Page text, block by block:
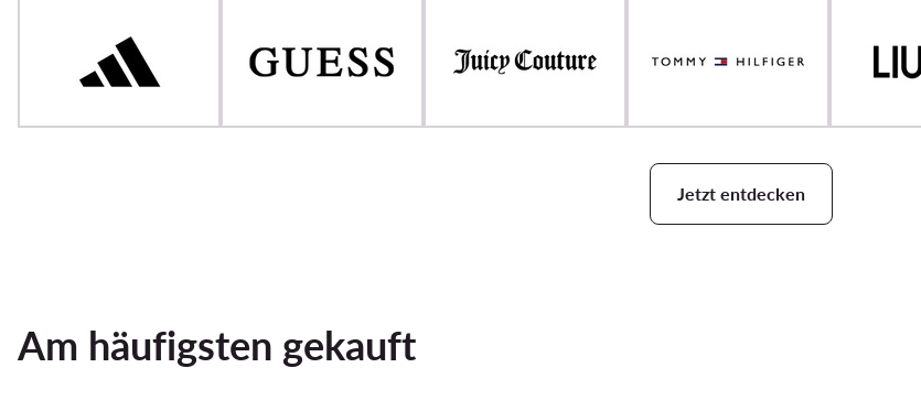
Jetzt entdecken
Am häufigsten gekauft